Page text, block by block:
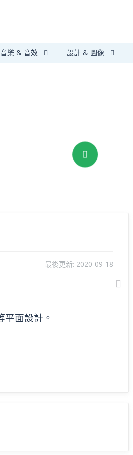
音樂 & 音效 設計 & 圖像
最後更新: 2020-09-18
Next
面設計。